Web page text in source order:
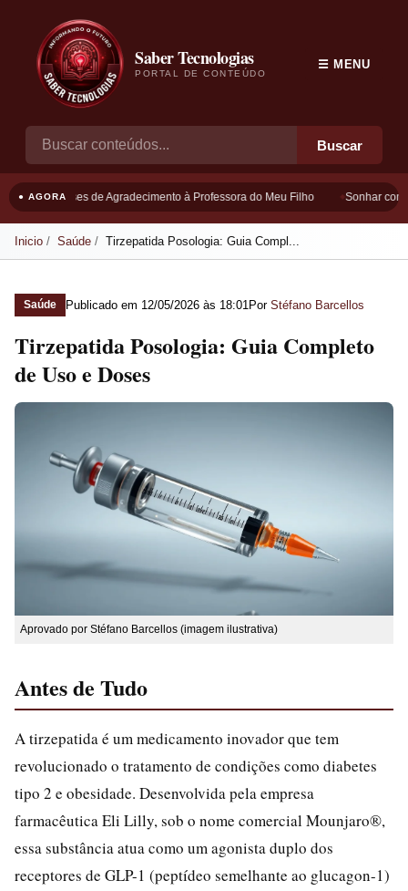
Saber Tecnologias
PORTAL DE CONTEÚDO
Buscar
☰ MENU
● AGORAFrases de Agradecimento à Professora do Meu Filho Sonhar com
Inicio Saúde Tirzepatida Posologia: Guia Compl...
Saúde Publicado em 12/05/2026 às 18:01 Por Stéfano Barcellos
Tirzepatida Posologia: Guia Completo
de Uso e Doses
Aprovado por Stéfano Barcellos (imagem ilustrativa)
Antes de Tudo
A tirzepatida é um medicamento inovador que tem
revolucionado o tratamento de condições como diabetes
tipo 2 e obesidade. Desenvolvida pela empresa
farmacêutica Eli Lilly, sob o nome comercial Mounjaro®,
essa substância atua como um agonista duplo dos
receptores de GLP-1 (peptídeo semelhante ao glucagon-1)